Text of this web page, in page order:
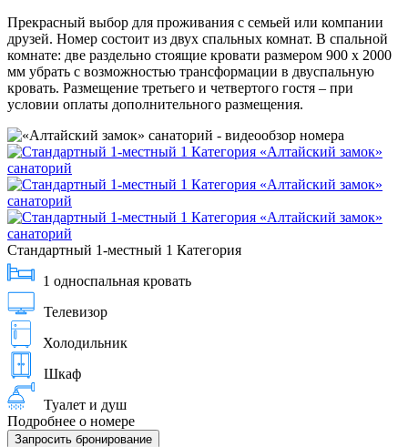
Прекрасный выбор для проживания с семьей или компании
друзей. Номер состоит из двух спальных комнат. В спальной
комнате: две раздельно стоящие кровати размером 900 х 2000
мм убрать с возможностью трансформации в двуспальную
кровать. Размещение третьего и четвертого гостя – при
условии оплаты дополнительного размещения.
Стандартный 1-местный 1 Категория
1 односпальная кровать
Телевизор
Холодильник
Шкаф
Туалет и душ
Подробнее о номере
Запросить бронирование